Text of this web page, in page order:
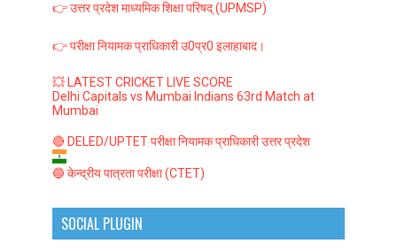
👉 उत्तर प्रदेश माध्यमिक शिक्षा परिषद् (UPMSP)
👉 परीक्षा नियामक प्राधिकारी उ0प्र0 इलाहाबाद।
💥 LATEST CRICKET LIVE SCORE
Delhi Capitals vs Mumbai Indians 63rd Match at
Mumbai
🔴 DELED/UPTET परीक्षा नियामक प्राधिकारी उत्तर प्रदेश
🔵 केन्द्रीय पात्रता परीक्षा (CTET)
SOCIAL PLUGIN